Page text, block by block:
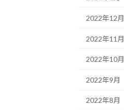
2022年12月
2022年11月
2022年10月
2022年9月
2022年8月